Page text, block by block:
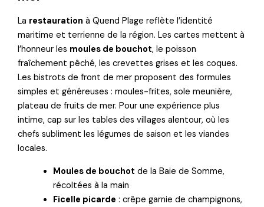
La restauration à Quend Plage reflète l’identité
maritime et terrienne de la région. Les cartes mettent à
l’honneur les moules de bouchot, le poisson
fraîchement pêché, les crevettes grises et les coques.
Les bistrots de front de mer proposent des formules
simples et généreuses : moules-frites, sole meunière,
plateau de fruits de mer. Pour une expérience plus
intime, cap sur les tables des villages alentour, où les
chefs subliment les légumes de saison et les viandes
locales.
Moules de bouchot de la Baie de Somme,
récoltées à la main
Ficelle picarde : crêpe garnie de champignons,